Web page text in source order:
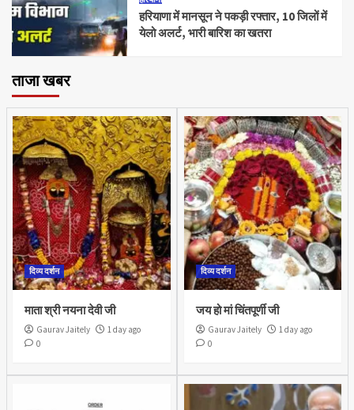
हरियाणा में मानसून ने पकड़ी रफ्तार, 10 जिलों में
येलो अलर्ट, भारी बारिश का खतरा
ताजा खबर
दिव्य दर्शन
माता श्री नयना देवी जी
Gaurav Jaitely
1 day ago
0
दिव्य दर्शन
जय हो मां चिंतपूर्णी जी
Gaurav Jaitely
1 day ago
0